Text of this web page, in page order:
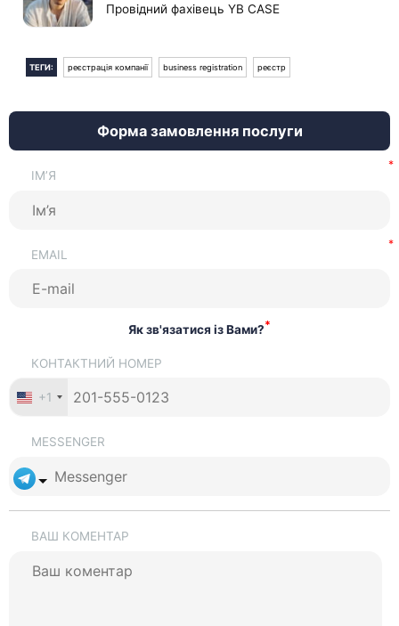
Провідний фахівець YB CASE
ТЕГИ: реєстрація компанії business registration реєстр
Форма замовлення послуги
ІМ’Я
EMAIL
Як зв'язатися із Вами?*
КОНТАКТНИЙ НОМЕР
+1
MESSENGER
ВАШ КОМЕНТАР